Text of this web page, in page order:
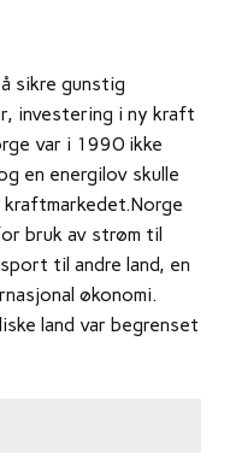
sikre gunstig
investering i ny kraft
var i 1990 ikke
en energilov skulle
kraftmarkedet.Norge
bruk av strøm til
til andre land, en
økonomi.
land var begrenset